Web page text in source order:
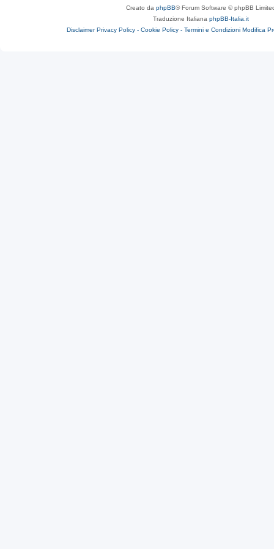
Creato da phpBB® Forum Software © phpBB
Traduzione Italiana phpBB-Italia.it
Disclaimer Privacy Policy - Cookie Policy - Termini e Condizioni Modifica